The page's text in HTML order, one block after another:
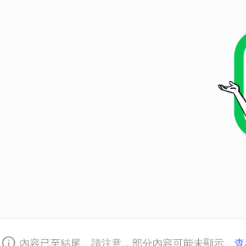
內容已至結尾。請注意，部分內容可能未顯示。